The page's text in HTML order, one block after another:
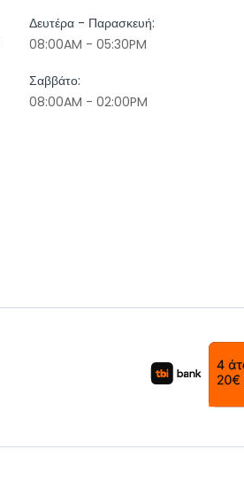
Δευτέρα - Παρασκευή:
08:00AM - 05:30PM
Σαββάτο:
08:00AM - 02:00PM